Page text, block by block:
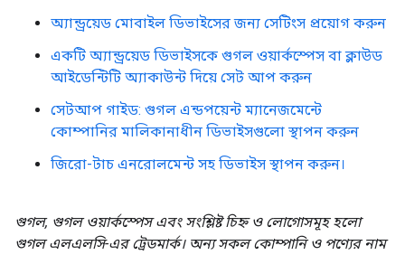
অ্যান্ড্রয়েড মোবাইল ডিভাইসের জন্য সেটিংস প্রয়োগ করুন
একটি অ্যান্ড্রয়েড ডিভাইসকে গুগল ওয়ার্কস্পেস বা ক্লাউড
আইডেন্টিটি অ্যাকাউন্ট দিয়ে সেট আপ করুন
সেটআপ গাইড: গুগল এন্ডপয়েন্ট ম্যানেজমেন্টে
কোম্পানির মালিকানাধীন ডিভাইসগুলো স্থাপন করুন
জিরো-টাচ এনরোলমেন্ট সহ ডিভাইস স্থাপন করুন।
গুগল, গুগল ওয়ার্কস্পেস এবং সংশ্লিষ্ট চিহ্ন ও লোগোসমূহ হলো
গুগল এলএলসি-এর ট্রেডমার্ক। অন্য সকল কোম্পানি ও পণ্যের নাম